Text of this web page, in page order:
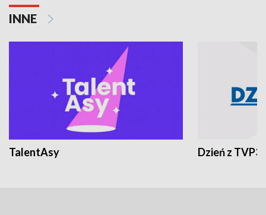
INNE
TalentAsy Dzień z TVP3